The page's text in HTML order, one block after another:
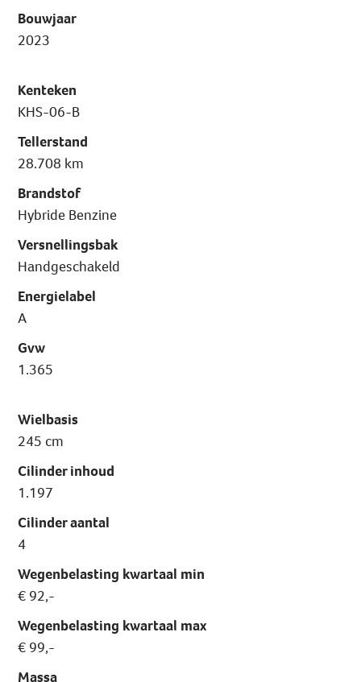
Bouwjaar
2023
Kenteken
KHS-06-B
Tellerstand
28.708 km
Brandstof
Hybride Benzine
Versnellingsbak
Handgeschakeld
Energielabel
A
Gvw
1.365
Wielbasis
245 cm
Cilinder inhoud
1.197
Cilinder aantal
4
Wegenbelasting kwartaal min
€ 92,-
Wegenbelasting kwartaal max
€ 99,-
Massa